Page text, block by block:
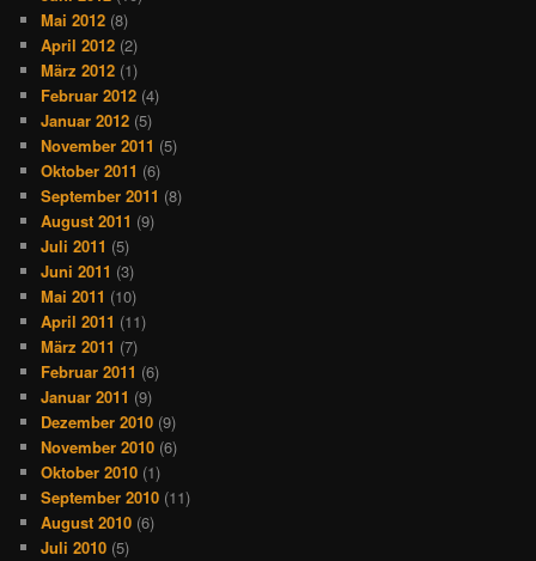
Mai 2012 (8)
April 2012 (2)
März 2012 (1)
Februar 2012 (4)
Januar 2012 (5)
November 2011 (5)
Oktober 2011 (6)
September 2011 (8)
August 2011 (9)
Juli 2011 (5)
Juni 2011 (3)
Mai 2011 (10)
April 2011 (11)
März 2011 (7)
Februar 2011 (6)
Januar 2011 (9)
Dezember 2010 (9)
November 2010 (6)
Oktober 2010 (1)
September 2010 (11)
August 2010 (6)
Juli 2010 (5)